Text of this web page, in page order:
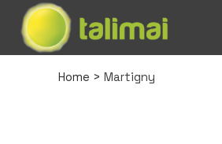
Home > Martigny